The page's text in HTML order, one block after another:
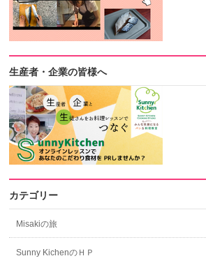
生産者・企業の皆様へ
カテゴリー
Misakiの旅
Sunny KichenのＨＰ